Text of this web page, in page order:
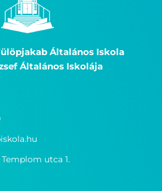
Általános Iskola
Általános Iskolája
Templom utca 1.